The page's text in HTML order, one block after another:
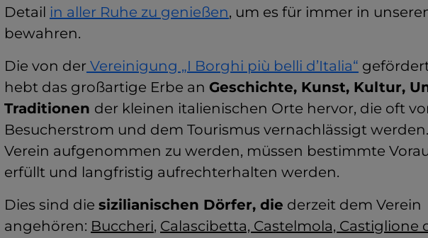
Detail in aller Ruhe zu genießen, um es für immer in
bewahren.
Die von der Vereinigung „I Borghi più belli d’Italia“
hebt das großartige Erbe an Geschichte, Kunst, Kultur,
Traditionen der kleinen italienischen Orte hervor, die oft
Besucherstrom und dem Tourismus vernachlässigt
Verein aufgenommen zu werden, müssen bestimmte
erfüllt und langfristig aufrechterhalten werden.
Dies sind die sizilianischen Dörfer, die derzeit dem Verein
angehören: Buccheri, Calascibetta, Castelmola, Castiglione